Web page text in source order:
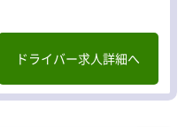
ハンディ）を使うので
なく体力負担かかり
納／ドライ：指定場所
ドライバー求人詳細へ